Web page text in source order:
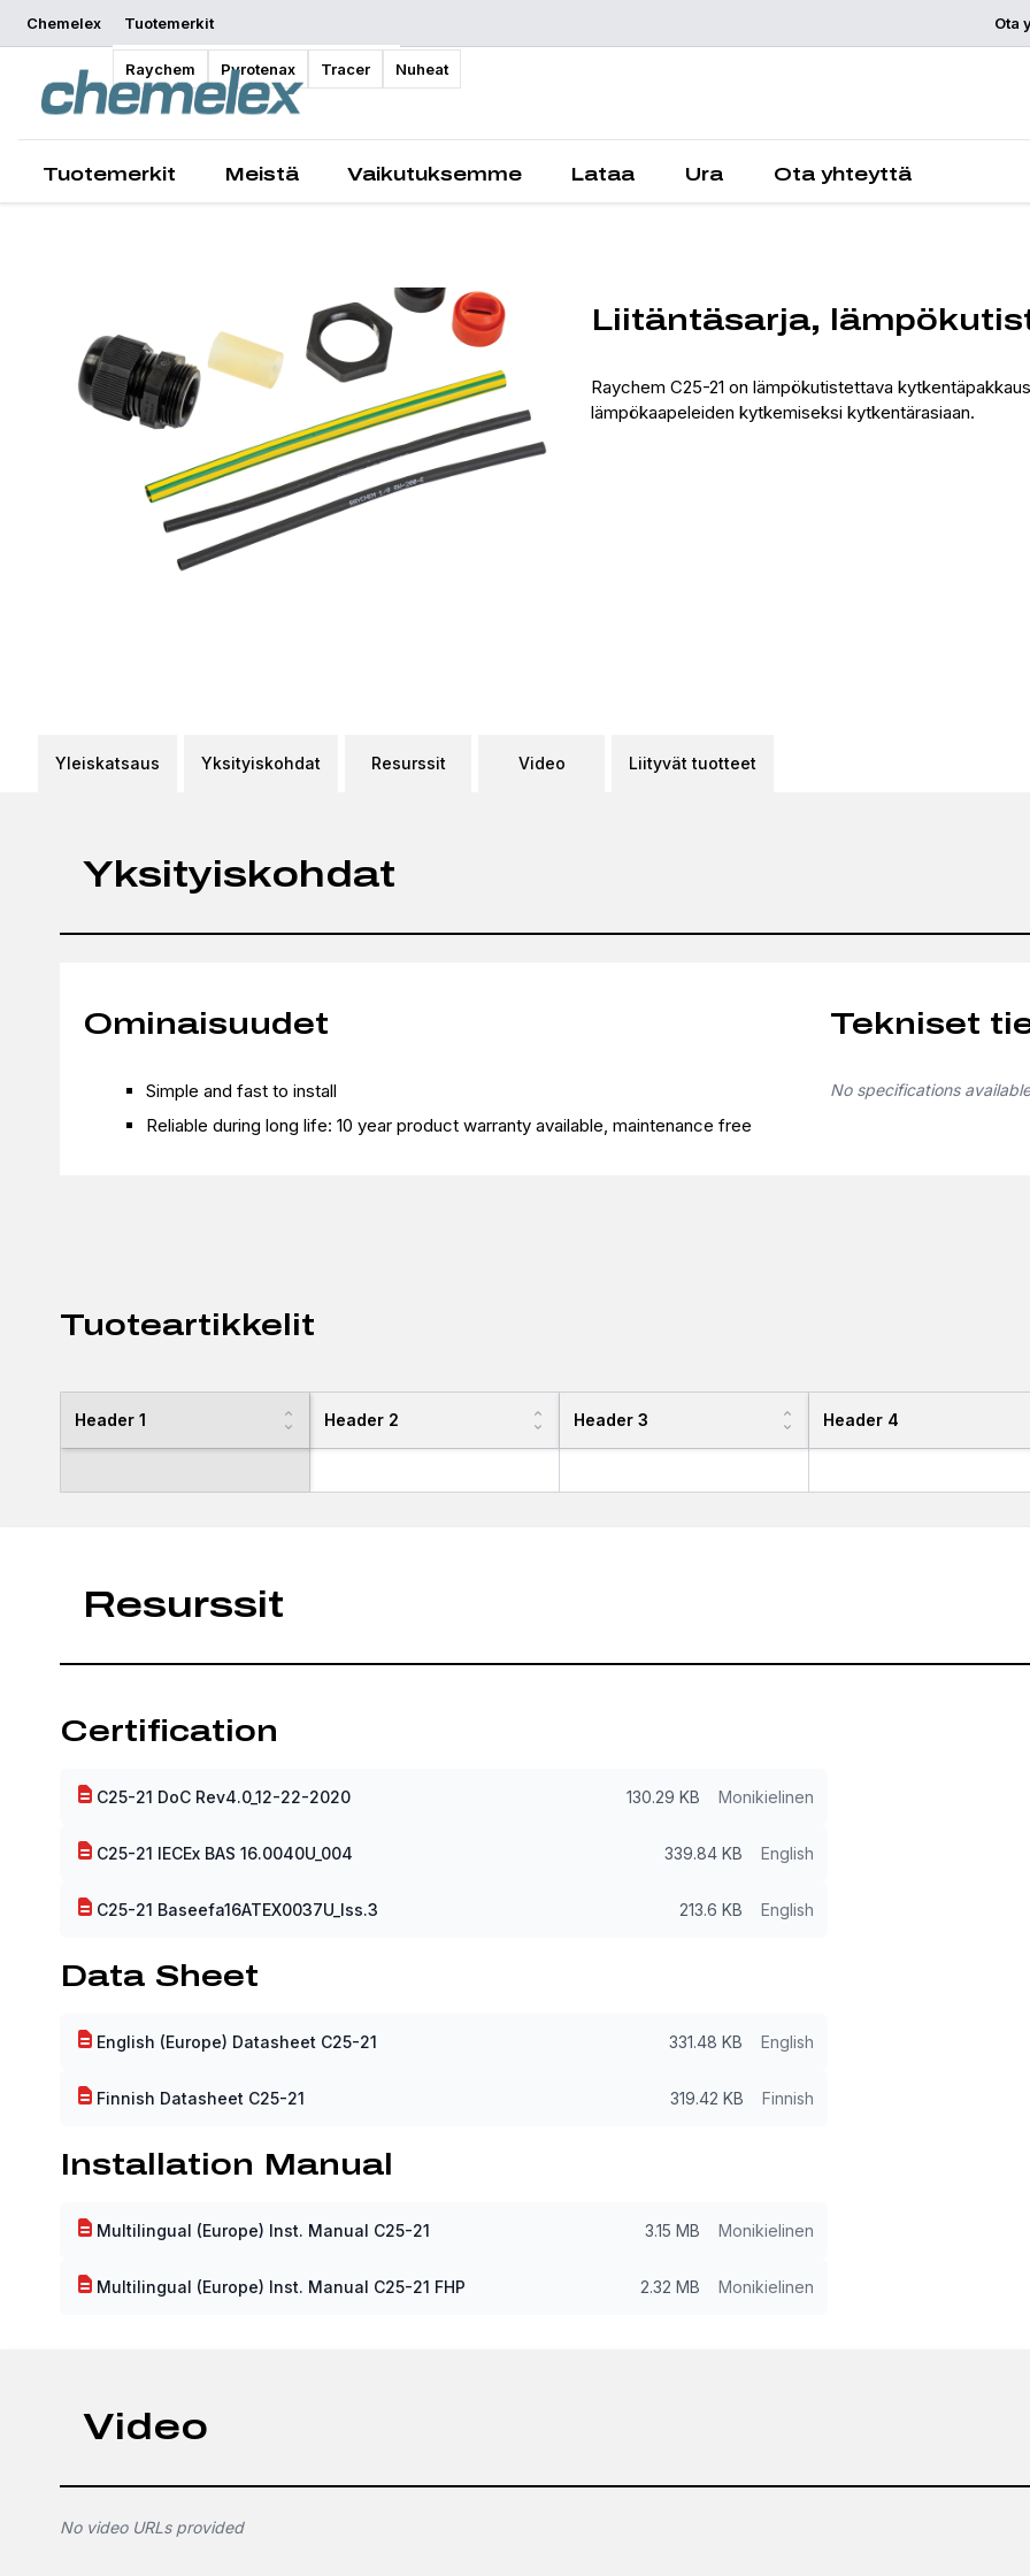
Chemelex Tuotemerkit
Raychem Pyrotenax Tracer Nuheat
Ota
Tuotemerkit Meistä Vaikutuksemme Lataa Ura Ota yhteyttä
Pyydä
Yleiskatsaus
Liitäntäsarja,
Raychem C25-21 on lämpökutistettava
lämpökaapeleiden kytkemiseksi kytkentärasiaan.
Yleiskatsaus Yksityiskohdat Resurssit Video Liityvät tuotteet
Yksityiskohdat
Ominaisuudet
Simple and fast to install
Reliable during long life: 10 year product warranty available, maintenance free
Tekniset
No specifications available
Tuoteartikkelit
Header 1 Header 2 Header 3 Header 4
Resurssit
Certification
C25-21 DoC Rev4.0_12-22-2020 130.29 KB Monikielinen
C25-21 IECEx BAS 16.0040U_004 339.84 KB English
C25-21 Baseefa16ATEX0037U_Iss.3 213.6 KB English
Data Sheet
English (Europe) Datasheet C25-21 331.48 KB English
Finnish Datasheet C25-21 319.42 KB Finnish
Installation Manual
Multilingual (Europe) Inst. Manual C25-21 3.15 MB Monikielinen
Multilingual (Europe) Inst. Manual C25-21 FHP 2.32 MB Monikielinen
Video
No video URLs provided